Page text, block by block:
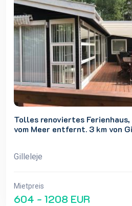
Tolles renoviertes
vom Meer entfernt. 3 km von
Gilleleje
Mietpreis
604 - 1208 EUR